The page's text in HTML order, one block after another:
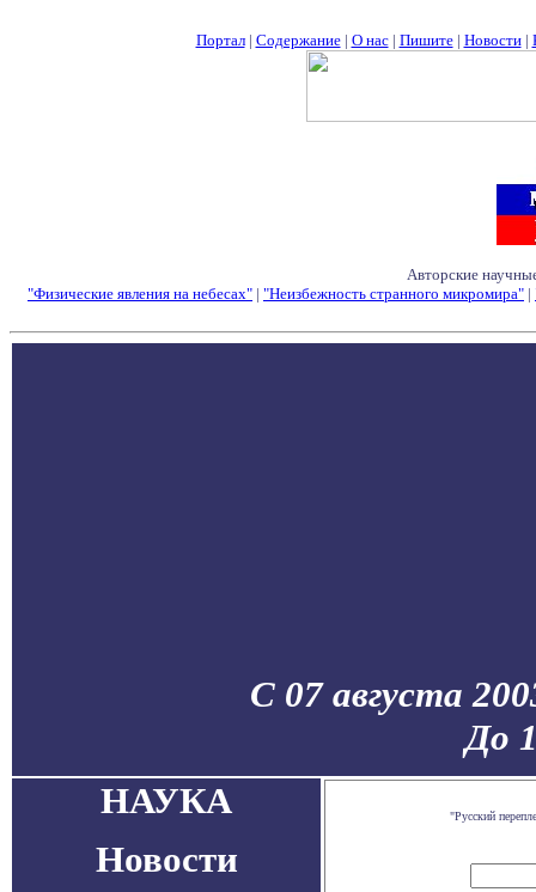
Портал| Содержание| О нас| Пишите| Новости|
Авторские
"Физические явления на небесах" | "Неизбежность странного микромира" |
С 07 августа
До
НАУКА
Новости
"Русский